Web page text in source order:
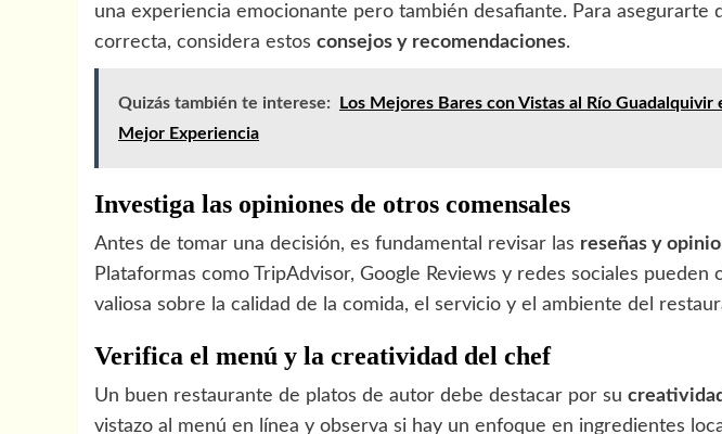
una experiencia emocionante pero también desafiante. Para asegurarte
correcta, considera estos consejos y recomendaciones.
Quizás también te interese:
Los Mejores Bares con Vistas al Río Guadalquivir
Mejor Experiencia
Investiga las opiniones de otros comensales
Antes de tomar una decisión, es fundamental revisar las reseñas y
Plataformas como TripAdvisor, Google Reviews y redes sociales
valiosa sobre la calidad de la comida, el servicio y el ambiente del
Verifica el menú y la creatividad del chef
Un buen restaurante de platos de autor debe destacar por su creatividad
vistazo al menú en línea y observa si hay un enfoque en ingredientes